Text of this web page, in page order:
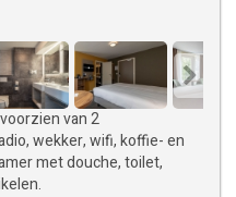
van 2
wekker, wifi, koffie- en
met douche, toilet,